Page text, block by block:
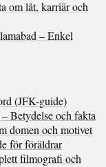
om låt, karriär och
– Enkel
(JFK-guide)
Betydelse och fakta
domen och motivet
för föräldrar
filmografi och